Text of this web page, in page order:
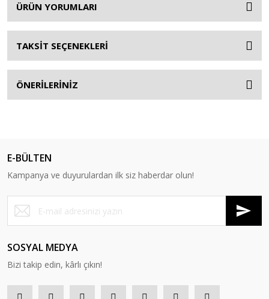
ÜRÜN YORUMLARI
TAKSİT SEÇENEKLERİ
ÖNERİLERİNİZ
E-BÜLTEN
Kampanya ve duyurulardan ilk siz haberdar olun!
SOSYAL MEDYA
Bizi takip edin, kârlı çıkın!